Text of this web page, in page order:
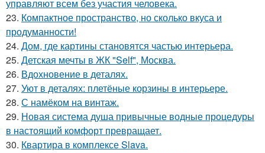
управляют всем без участия человека.
23. Компактное пространство, но сколько вкуса и
продуманности!
24. Дом, где картины становятся частью интерьера.
25. Детская мечты в ЖК "Self", Москва.
26. Вдохновение в деталях.
27. Уют в деталях: плетёные корзины в интерьере.
28. С намёком на винтаж.
29. Новая система душа привычные водные процедуры
в настоящий комфорт превращает.
30. Квартира в комплексе Slava.